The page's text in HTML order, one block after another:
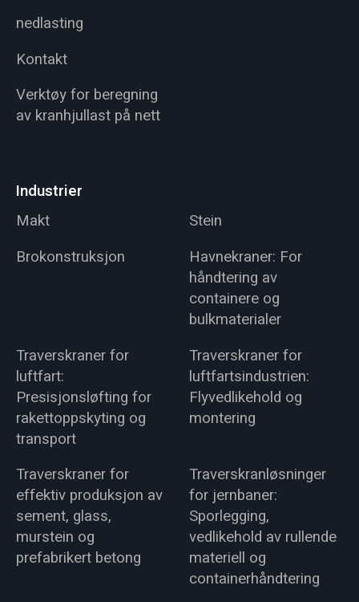
nedlasting
Kontakt
Verktøy for beregning
av kranhjullast på nett
Industrier
Makt
Stein
Brokonstruksjon
Havnekraner: For
håndtering av
containere og
bulkmaterialer
Traverskraner for
luftfart:
Presisjonsløfting for
rakettoppskyting og
transport
Traverskraner for
luftfartsindustrien:
Flyvedlikehold og
montering
Traverskraner for
effektiv produksjon av
sement, glass,
murstein og
prefabrikert betong
Traverskranløsninger
for jernbaner:
Sporlegging,
vedlikehold av rullende
materiell og
containerhåndtering